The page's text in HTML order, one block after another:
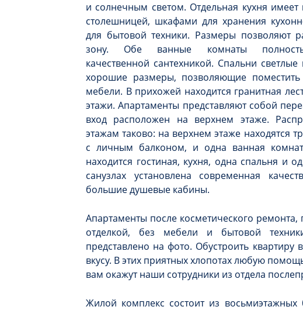
и солнечным светом. Отдельная кухня имеет
столешницей, шкафами для хранения
для бытовой техники. Размеры позволяют
зону. Обе ванные комнаты
качественной сантехникой. Спальни
хорошие размеры, позволяющие
мебели. В прихожей находится гранитная
этажи. Апартаменты представляют собой
вход расположен на верхнем этаже.
этажам таково: на верхнем этаже находятся
с личным балконом, и одна ванная
находится гостиная, кухня, одна спальня и
санузлах установлена современная
большие душевые кабины.
Апартаменты после косметического ремонта,
отделкой, без мебели и бытовой
представлено на фото. Обустроить
вкусу. В этих приятных хлопотах любую
вам окажут наши сотрудники из отдела
Жилой комплекс состоит из восьмиэтажных